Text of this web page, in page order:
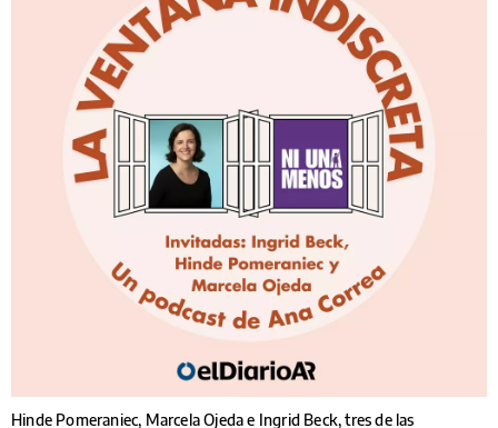
Hinde Pomeraniec, Marcela Ojeda e Ingrid Beck, tres de las